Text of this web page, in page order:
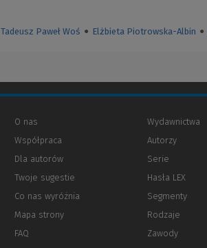
Tadeusz Paweł Woś ● Elżbieta Piotrowska-Albin ●
O nas
Współpraca
Dla autorów
innej
strony)
Twoje sugestie
Co nas wyróżnia
Mapa strony
FAQ
Wydawnictwa
Autorzy
Serie
Hasła LEX
Segmenty
Rodzaje
Zawody